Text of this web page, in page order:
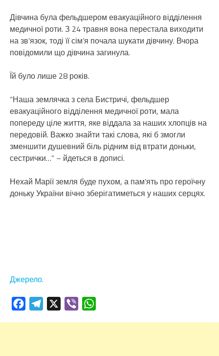
Дівчина була фельдшером евакуаційного відділення
медичної роти. З 24 травня вона перестала виходити
на зв’язок, тоді її сім’я почала шукати дівчину. Вчора
повідомили що дівчина загинула.
Їй було лише 28 років.
“Наша землячка з села Бистричі, фельдшер
евакуаційного відділення медичної роти, мала
попереду ціле життя, яке віддала за наших хлопців на
передовій. Важко знайти такі слова, які б змогли
зменшити душевний біль рідним від втрати доньки,
сестрички…” – йдеться в дописі.
Нехай Марії земля буде пухом, а пам’ять про героїчну
доньку України вічно зберігатиметься у наших серцях.
Джерело.
FacebookTelegram Viber